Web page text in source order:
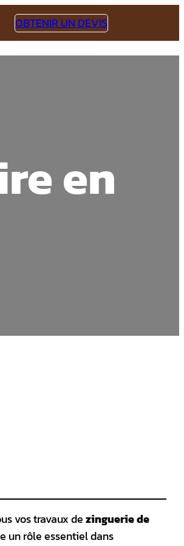
OBTENIR UN DEVIS
en
vos travaux dezinguerie de
un rôle essentiel dans